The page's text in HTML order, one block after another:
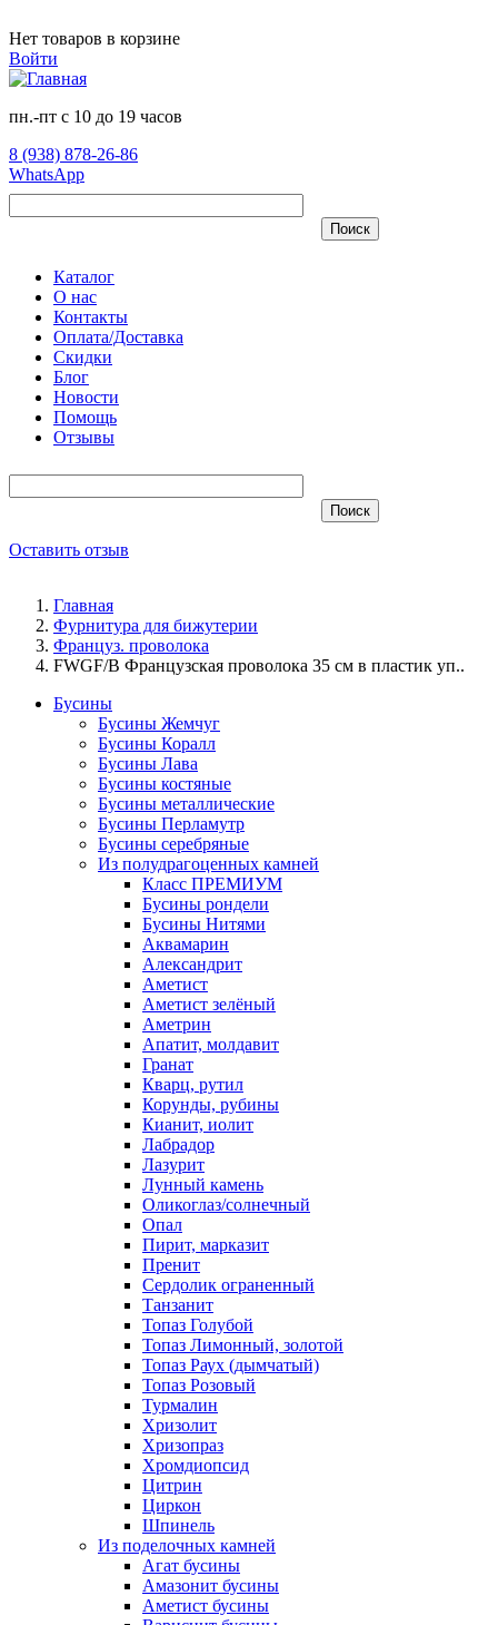
Нет товаров в корзине
Войти
пн.-пт с 10 до 19 часов
8 (938) 878-26-86
WhatsApp
Поиск
Каталог
О нас
Контакты
Оплата/Доставка
Скидки
Блог
Новости
Помощь
Отзывы
Поиск
Оставить отзыв
Главная
Фурнитура для бижутерии
Француз. проволока
FWGF/B Французская проволока 35 см в пластик уп..
Бусины
Бусины Жемчуг
Бусины Коралл
Бусины Лава
Бусины костяные
Бусины металлические
Бусины Перламутр
Бусины серебряные
Из полудрагоценных камней
Класс ПРЕМИУМ
Бусины рондели
Бусины Нитями
Аквамарин
Александрит
Аметист
Аметист зелёный
Аметрин
Апатит, молдавит
Гранат
Кварц, рутил
Корунды, рубины
Кианит, иолит
Лабрадор
Лазурит
Лунный камень
Оликоглаз/солнечный
Опал
Пирит, марказит
Пренит
Сердолик ограненный
Танзанит
Топаз Голубой
Топаз Лимонный, золотой
Топаз Раух (дымчатый)
Топаз Розовый
Турмалин
Хризолит
Хризопраз
Хромдиопсид
Цитрин
Циркон
Шпинель
Из поделочных камней
Агат бусины
Амазонит бусины
Аметист бусины